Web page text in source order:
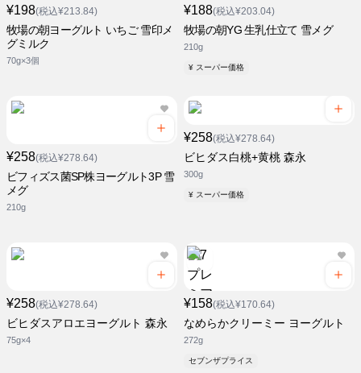
¥198(税込¥213.84)
牧場の朝ヨーグルト いちご 雪印メ
グミルク
70g×3個
¥188(税込¥203.04)
牧場の朝YG 生乳仕立て 雪メグ
210g
¥ スーパー価格
¥258(税込¥278.64)
ビフィズス菌SP株ヨーグルト3P 雪
メグ
210g
¥258(税込¥278.64)
ビヒダス白桃+黄桃 森永
300g
¥ スーパー価格
¥258(税込¥278.64)
ビヒダスアロエヨーグルト 森永
75g×4
¥158(税込¥170.64)
なめらかクリーミー ヨーグルト
272g
セブンザプライス